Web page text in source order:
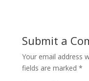
Submit a
Your email address
fields are marked *